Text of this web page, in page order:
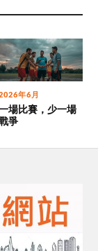
年6月
場比賽，少一場
爭